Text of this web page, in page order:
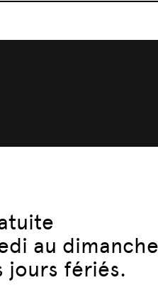
au
jours fériés.